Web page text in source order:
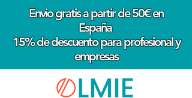
Envio gratis a partir de 50€ en
España
15% de descuento para profesional y
empresas